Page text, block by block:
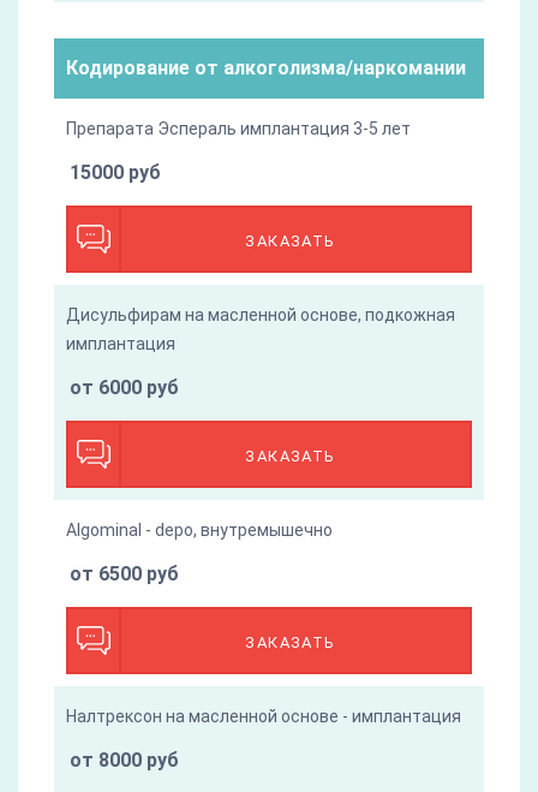
Кодирование от алкоголизма/наркомании
Препарата Эспераль имплантация 3-5 лет
ЗАКАЗАТЬ
15000 руб
Дисульфирам на масленной основе, подкожная
имплантация
ЗАКАЗАТЬ
от 6000 руб
Algominal - depo, внутремышечно
ЗАКАЗАТЬ
от 6500 руб
Налтрексон на масленной основе - имплантация
от 8000 руб